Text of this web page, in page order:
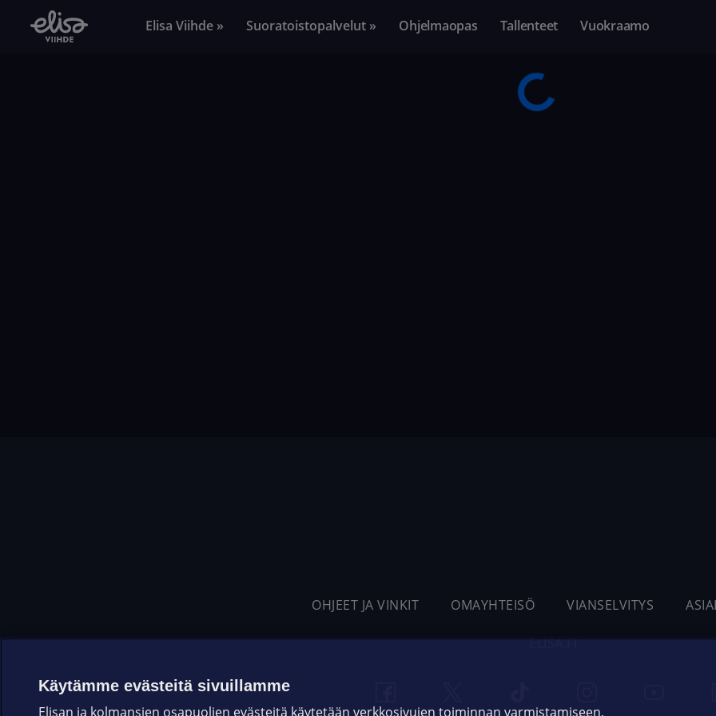
Elisa Viihde » Suoratoistopalvelut » Ohjelmaopas Tallenteet Vuokraamo
OHJEET JA VINKIT OMAYHTEISÖ VIANSELVITYS
ELISA.FI
Käytämme evästeitä sivuillamme
Elisan ja kolmansien osapuolien evästeitä käytetään verkkosivujen toiminnan varmistamiseen,